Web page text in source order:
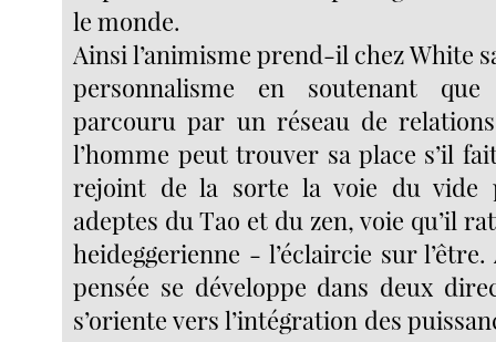
le monde.
Ainsi l’animisme prend-il chez White
personnalisme en soutenant
parcouru par un réseau de
l’homme peut trouver sa place s’il
rejoint de la sorte la voie du vide
adeptes du Tao et du zen, voie qu’il
heideggerienne - l’éclaircie sur
pensée se développe dans deux
s’oriente vers l’intégration des